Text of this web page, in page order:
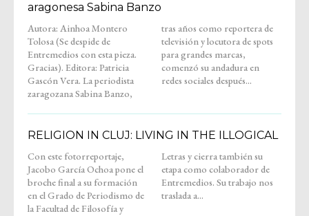
aragonesa Sabina Banzo
Autora: Ainhoa Montero
Tolosa (Se despide de
Entremedios con esta pieza.
Gracias). Editora: Patricia
Gascón Vera. La periodista
zaragozana Sabina Banzo,
tras años como reportera de
televisión y locutora de spots
para grandes marcas,
comenzó su andadura en
redes sociales después...
RELIGION IN CLUJ: LIVING IN THE ILLOGICAL
Con este fotorreportaje,
Jacobo García Ochoa pone el
broche final a su formación
en el Grado de Periodismo de
la Facultad de Filosofía y
Letras y cierra también su
etapa como colaborador de
Entremedios. Su trabajo nos
traslada a...